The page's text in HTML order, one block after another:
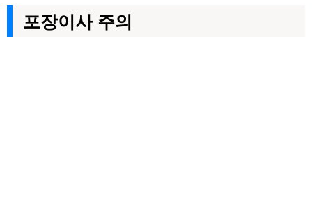
포장이사 주의